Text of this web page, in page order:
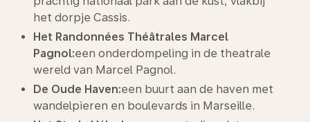
het dorpje Cassis.
Het Randonnées Théâtrales Marcel
Pagnol:een onderdompeling in de theatrale
wereld van Marcel Pagnol.
De Oude Haven:een buurt aan de haven met
wandelpieren en boulevards in Marseille.